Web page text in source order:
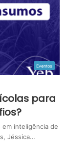
Eventos
para
inteligência de
Jéssica…